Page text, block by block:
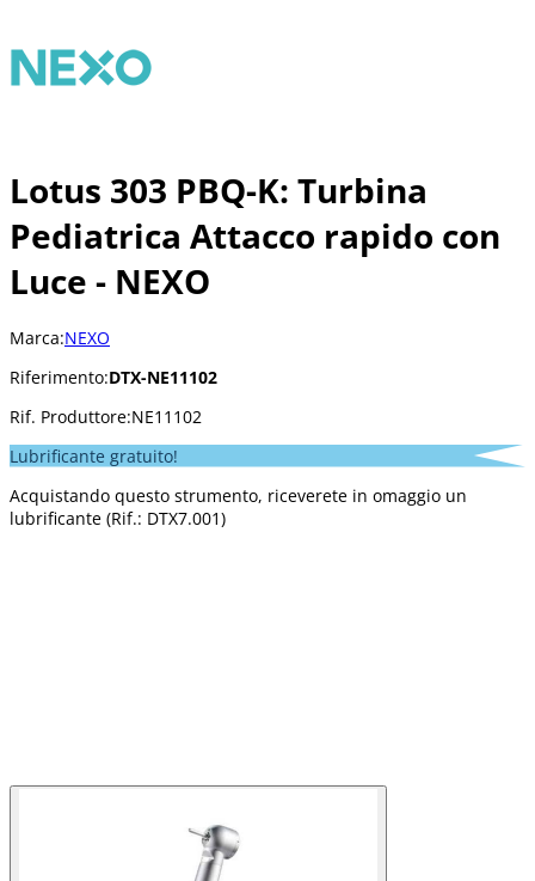
Lotus 303 PBQ-K: Turbina
Pediatrica Attacco rapido con
Luce - NEXO
Marca:NEXO
Riferimento:DTX-NE11102
Rif. Produttore:NE11102
Lubrificante gratuito!
Acquistando questo strumento, riceverete in omaggio un
lubrificante (Rif.: DTX7.001)